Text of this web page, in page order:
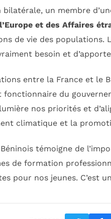
un membre
et des Affaires
de vie des
besoin et
entre la France et le
fonctionnaire du
nos priorités et
climatique et la
témoigne de
de formation
pour nos jeunes. C’est